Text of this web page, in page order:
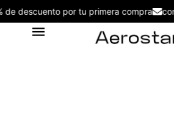
5% de descuento por tu primera compra